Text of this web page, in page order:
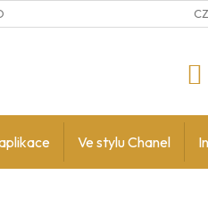
OCHRANY OSOBNÍCH ÚDAJŮ
Ve stylu Chanel